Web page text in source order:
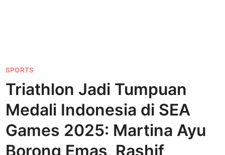
P
o
s
e
d
SPORTS
Triathlon Jadi Tumpuan
Medali Indonesia di SEA
Games 2025: Martina Ayu
Borong Emas, Rashif